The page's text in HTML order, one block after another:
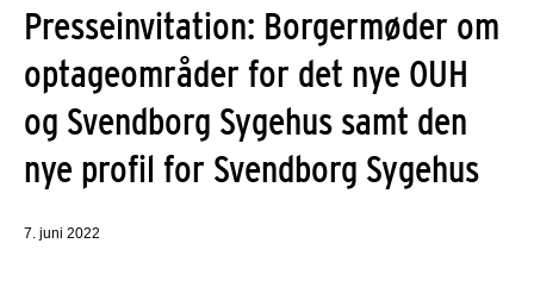
Presseinvitation: Borgermøder om
optageområder for det nye OUH
og Svendborg Sygehus samt den
nye profil for Svendborg Sygehus
7. juni 2022